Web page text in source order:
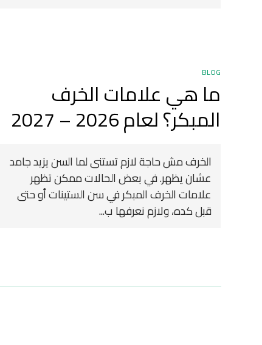
BLOG
ما هي علامات الخرف
المبكر؟ لعام 2026 – 2027
الخرف مش حاجة لازم تستنى لما السن يزيد جامد
عشان يظهر. في بعض الحالات ممكن تظهر
علامات الخرف المبكر في سن الستينات أو حتى
قبل كده، ولازم نعرفها ب...